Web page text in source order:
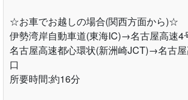
☆お車でお越しの場合(関西方面から)☆
伊勢湾岸自動車道(東海IC)→名古屋高速
名古屋高速都心環状(新洲崎JCT)→名古
口
所要時間:約16分